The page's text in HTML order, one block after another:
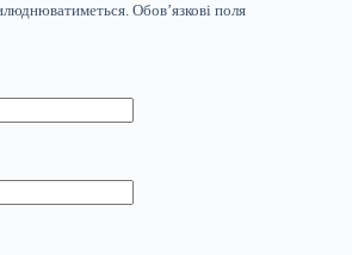
Обов’язкові поля